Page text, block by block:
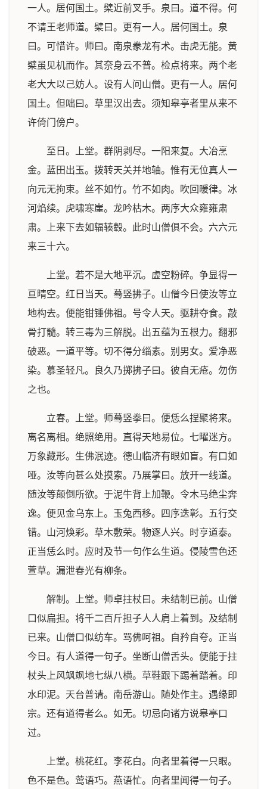
一人。居何国土。檗近前叉手。泉曰。道不得。何
不请王老师道。檗曰。更有一人。居何国土。泉
曰。可惜许。师曰。南泉豢龙有术。击虎无能。黄
檗虽见机而作。其奈身云不普。检点将来。两个老
老大大以己妨人。设有人问山僧。更有一人。居何
国土。但咄曰。草里汉出去。须知皋亭者里从来不
许倚门傍户。
至日。上堂。群阴剥尽。一阳来复。大冶烹
金。蓝田出玉。拨转天关并地轴。惟有无位真人一
向元无拘束。丝不如竹。竹不如肉。吹回暖律。冰
河焰续。虎啸寒崖。龙吟枯木。两序大众雍雍肃
肃。上来下去如辐辏毂。此时山僧俱不会。六六元
来三十六。
上堂。若不是大地平沉。虚空粉碎。争显得一
亘晴空。红日当天。蓦竖拂子。山僧今日使汝等立
地构去。便能钳锤佛祖。号令人天。驱耕夺食。敲
骨打髓。转三毒为三解脱。出五蕴为五根力。翻邪
破恶。一道平等。切不得分缁素。别男女。爱净恶
染。慕圣轻凡。良久乃掷拂子曰。彼自无疮。勿伤
之也。
立春。上堂。师蓦竖拳曰。便恁么捏聚将来。
离名离相。绝照绝用。直得天地易位。七曜迷方。
万象藏形。生佛泯迹。德山临济有眼如盲。有口如
哑。汝等向甚么处摸索。乃展掌曰。放开一线道。
随汝等颠倒所欲。于泥牛背上加鞭。令木马绝尘奔
逸。便见金乌东上。玉兔西移。四序迭彰。五行交
错。山河焕彩。草木敷荣。物逐人兴。时亨道泰。
正当恁么时。应时及节一句作么生道。侵陵雪色还
萱草。漏泄春光有柳条。
解制。上堂。师卓拄杖曰。未结制已前。山僧
口似扁担。将千二百斤担子人人肩上着到。及结制
已来。山僧口似纺车。骂佛呵祖。自矜自夸。正当
今日。有人道得一句子。坐断山僧舌头。便能于拄
杖头上风飒飒地七纵八横。草鞋跟下踢着踏着。印
水印泥。天台普请。南岳游山。随处作主。遇缘即
宗。还有道得者么。如无。切忌向诸方说皋亭口
过。
上堂。桃花红。李花白。向者里着得一只眼。
色不是色。莺语巧。燕语忙。向者里闻得一句子。